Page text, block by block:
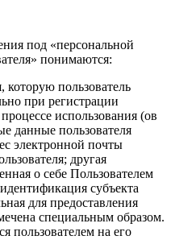
под «персональной
понимаются:
пользователь
при регистрации
использования (ов
данные пользователя
электронной почты
другая
о себе Пользователем
субъекта
для предоставления
специальным образом.
пользователем на его